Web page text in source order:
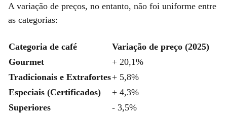
A variação de preços, no entanto, não foi uniforme entre
as categorias:
Categoria de café
Variação de preço (2025)
Gourmet
+ 20,1%
Tradicionais e Extrafortes+ 5,8%
Especiais (Certificados)
+ 4,3%
Superiores
- 3,5%